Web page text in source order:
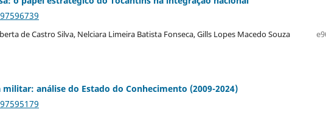
de Castro Silva, Nelciara Limeira Batista Fonseca, Gills Lopes Macedo Souza
análise do Estado do Conhecimento (2009-2024)